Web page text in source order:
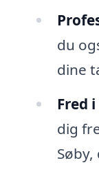
du
dine
Fred
dig